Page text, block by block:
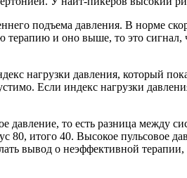
подъема давления. В норме
и оно выше, то это сигнал,
нагрузки давления, который
Если индекс нагрузки
то есть разница между
80, итого 40. Высокое
вывод о неэффективной терапии,